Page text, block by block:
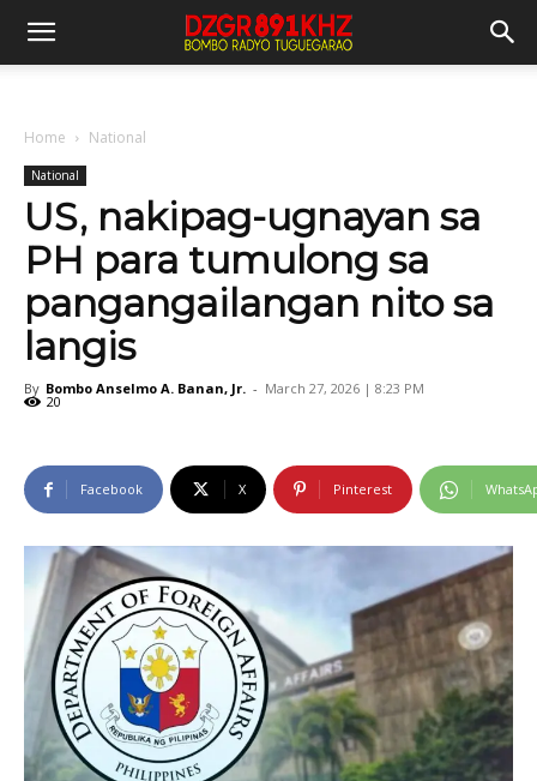
Home National
National
US, nakipag-ugnayan sa
PH para tumulong sa
pangangailangan nito sa
langis
By Bombo Anselmo A. Banan, Jr. - March 27, 2026 | 8:23 PM
20
Facebook X Pinterest